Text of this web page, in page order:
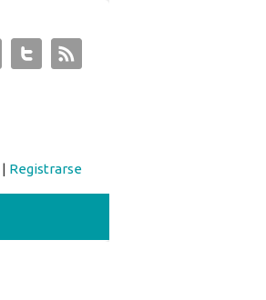
| Registrarse